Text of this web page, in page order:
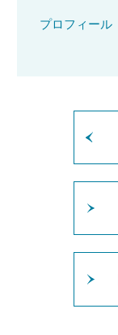
プロフィール